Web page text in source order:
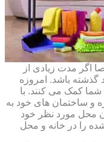
اگر مدت زیادی از
گذشته باشد. امروزه
کمک می کنند. با
و ساختمان های خود به
محل مورد نظر خود
را در خانه و محل